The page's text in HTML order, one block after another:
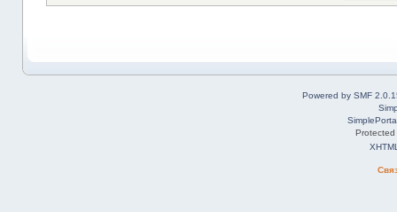
Powered by SMF